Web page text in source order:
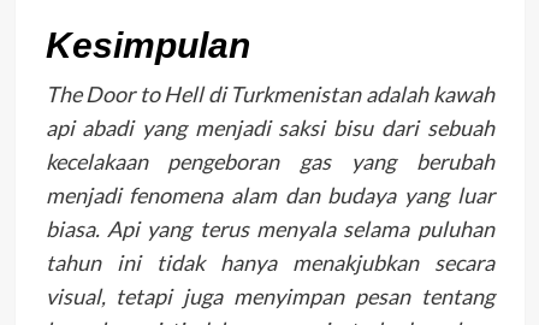
Kesimpulan
The Door to Hell di Turkmenistan adalah kawah
api abadi yang menjadi saksi bisu dari sebuah
kecelakaan pengeboran gas yang berubah
menjadi fenomena alam dan budaya yang luar
biasa. Api yang terus menyala selama puluhan
tahun ini tidak hanya menakjubkan secara
visual, tetapi juga menyimpan pesan tentang